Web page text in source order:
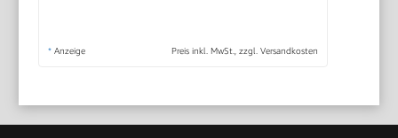
* Anzeige Preis inkl. MwSt., zzgl. Versandkosten